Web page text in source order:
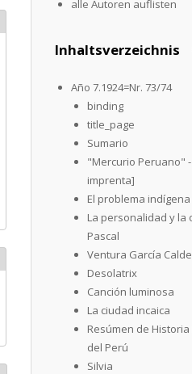
alle Autoren auflisten
Inhaltsverzeichnis
Año 7.1924=Nr. 73/74
binding
title_page
Sumario
"Mercurio Peruano"
imprenta]
El problema
La personalidad y la
Pascal
Ventura García
Desolatrix
Canción luminosa
La ciudad incaica
Resúmen de
del Perú
Silvia